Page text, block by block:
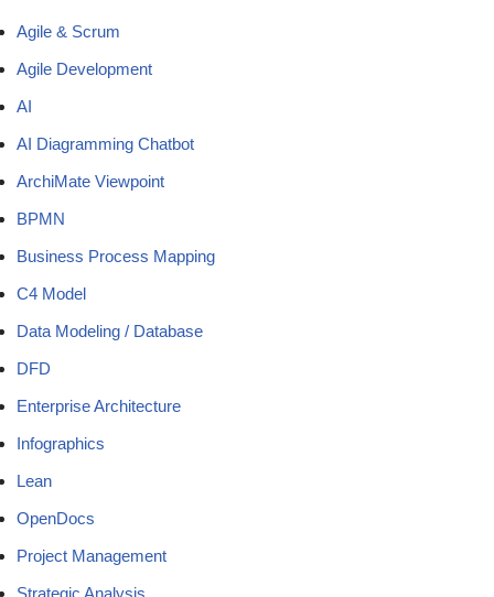
Agile & Scrum
Agile Development
AI
AI Diagramming Chatbot
ArchiMate Viewpoint
BPMN
Business Process Mapping
C4 Model
Data Modeling / Database
DFD
Enterprise Architecture
Infographics
Lean
OpenDocs
Project Management
Strategic Analysis